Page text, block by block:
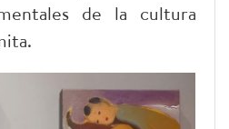
de la cultura